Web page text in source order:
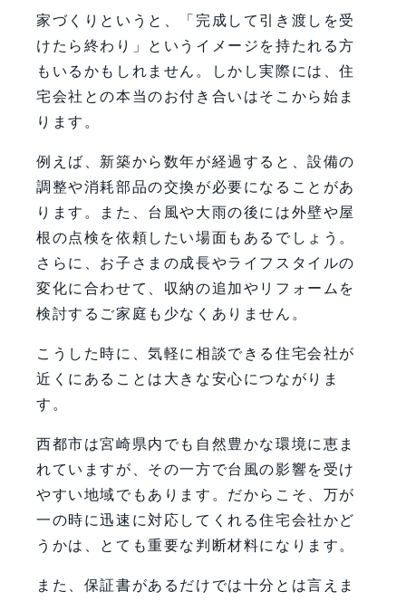
家づくりというと、「完成して引き渡しを受
けたら終わり」というイメージを持たれる方
もいるかもしれません。しかし実際には、住
宅会社との本当のお付き合いはそこから始ま
ります。
例えば、新築から数年が経過すると、設備の
調整や消耗部品の交換が必要になることがあ
ります。また、台風や大雨の後には外壁や屋
根の点検を依頼したい場面もあるでしょう。
さらに、お子さまの成長やライフスタイルの
変化に合わせて、収納の追加やリフォームを
検討するご家庭も少なくありません。
こうした時に、気軽に相談できる住宅会社が
近くにあることは大きな安心につながりま
す。
西都市は宮崎県内でも自然豊かな環境に恵ま
れていますが、その一方で台風の影響を受け
やすい地域でもあります。だからこそ、万が
一の時に迅速に対応してくれる住宅会社かど
うかは、とても重要な判断材料になります。
また、保証書があるだけでは十分とは言えま